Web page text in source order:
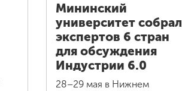
Мининский
университет собрал
экспертов 6 стран
для обсуждения
Индустрии 6.0
28–29 мая в Нижнем